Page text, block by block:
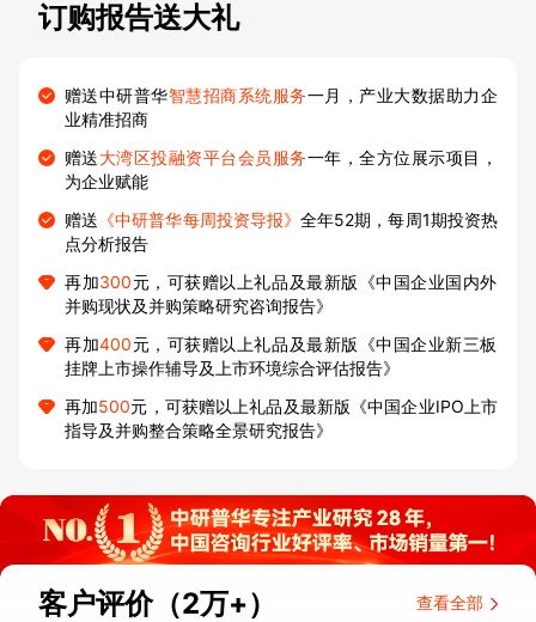
订购报告送大礼
赠送中研普华智慧招商系统服务一月，产业大数据助力企
业精准招商
赠送大湾区投融资平台会员服务一年，全方位展示项目，
为企业赋能
赠送 《中研普华每周投资导报》全年52期，每周1期投资热
点分析报告
再加300元，可获赠以上礼品及最新版《中国企业国内外
并购现状及并购策略研究咨询报告》
再加400元，可获赠以上礼品及最新版《中国企业新三板
挂牌上市操作辅导及上市环境综合评估报告》
再加500元，可获赠以上礼品及最新版《中国企业IPO上市
指导及并购整合策略全景研究报告》
客户评价（2万+） 查看全部